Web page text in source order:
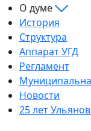
О думе
История
Структура
Аппарат УГД
Регламент
Новости
25 лет